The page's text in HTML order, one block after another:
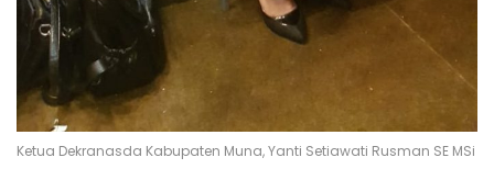
Ketua Dekranasda Kabupaten Muna, Yanti Setiawati Rusman SE MSi